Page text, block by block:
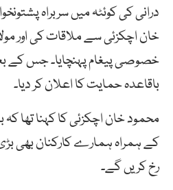
درانی کی کوئٹہ میں سربراہ
خان اچکزئی سے ملاقات کی اور
خصوصی پیغام پہنچایا۔ جس کے
باقاعدہ حمایت کا اعلان کر دیا۔
محمود خان اچکزئی کا کہنا تھا
کے ہمراہ ہمارے کارکنان بھی بڑی
رخ کریں گے۔